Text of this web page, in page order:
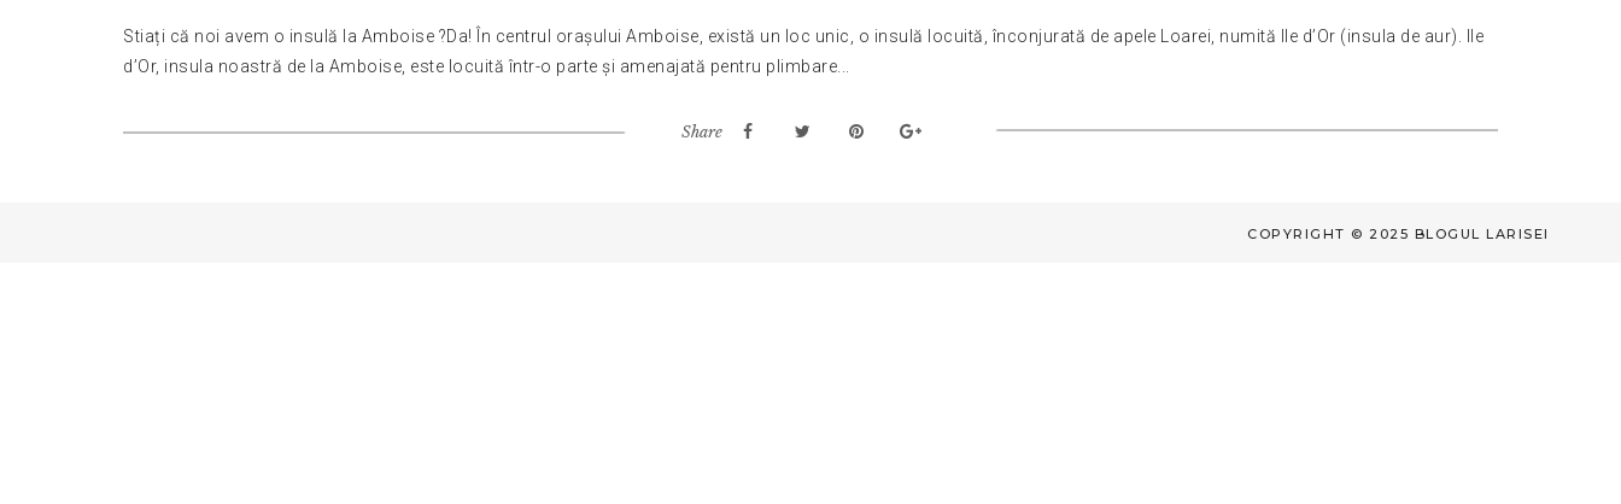
Stiați că noi avem o insulă la Amboise ?Da! În centrul orașului Amboise, există un loc unic, o insulă locuită, înconjurată de apele Loarei, numită Ile d’Or (insula de aur). Ile
d’Or, insula noastră de la Amboise, este locuită într-o parte și amenajată pentru plimbare...
Share
COPYRIGHT © 2025 BLOGUL LARISEI